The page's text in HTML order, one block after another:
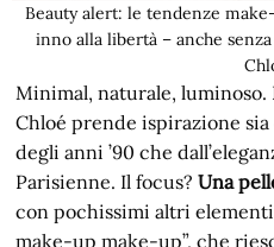
Beauty alert: le tendenze
inno alla libertà – anche
Minimal, naturale,
Chloé prende ispirazione
degli anni ’90 che
Parisienne. Il focus?Una
con pochissimi altri
make-up make-up”, che